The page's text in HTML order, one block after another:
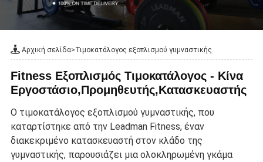
Αρχική σελίδα>Τιμοκατάλογος εξοπλισμού γυμναστικής
Fitness Εξοπλισμός Τιμοκατάλογος - Κίνα
Εργοστάσιο,Προμηθευτής,Κατασκευαστής
Ο τιμοκατάλογος εξοπλισμού γυμναστικής, που
καταρτίστηκε από την Leadman Fitness, έναν
διακεκριμένο κατασκευαστή στον κλάδο της
γυμναστικής, παρουσιάζει μια ολοκληρωμένη γκάμα